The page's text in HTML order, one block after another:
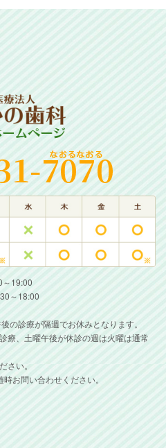
19:00
～18:00
の診療が隔週でお休みとなります。
療、土曜午後が休診の週は火曜は通常
さい。
お問い合わせください。